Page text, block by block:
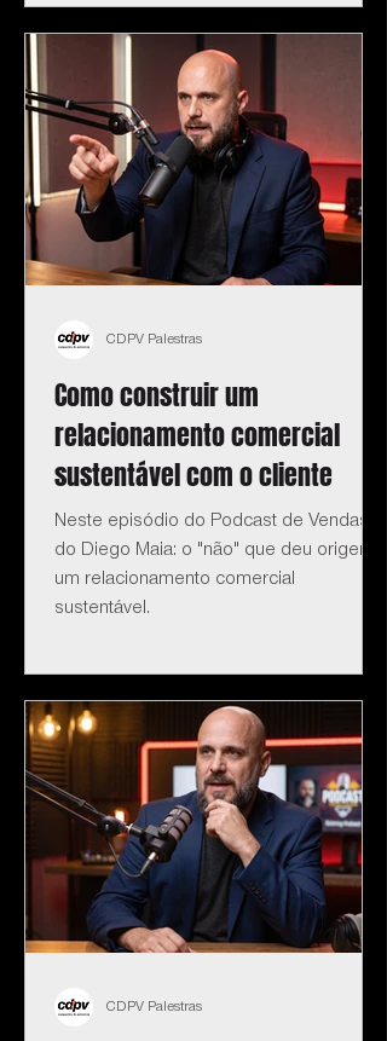
Como construir um
relacionamento comercial
sustentável com o cliente
Neste episódio do Podcast de Vendas
do Diego Maia: o "não" que deu origem a
um relacionamento comercial
sustentável.
CDPV Palestras
CDPV Palestras